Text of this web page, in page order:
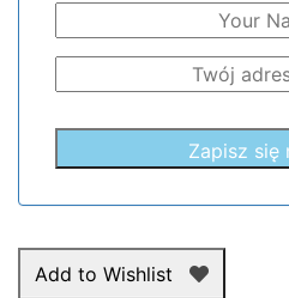
Add to Wishlist